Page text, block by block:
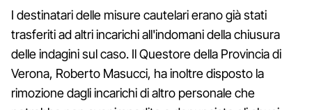
I destinatari delle misure cautelari erano già stati
trasferiti ad altri incarichi all'indomani della chiusura
delle indagini sul caso. Il Questore della Provincia di
Verona, Roberto Masucci, ha inoltre disposto la
rimozione dagli incarichi di altro personale che